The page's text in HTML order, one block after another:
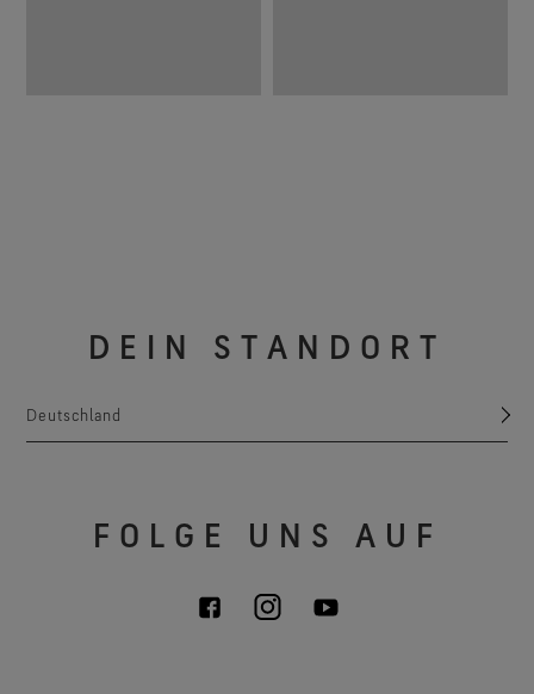
DEIN STANDORT
Deutschland
FOLGE UNS AUF